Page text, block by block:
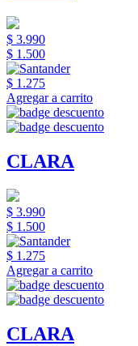
$ 3.990
$ 1.500
$ 1.275
Agregar a carrito
CLARA
$ 3.990
$ 1.500
$ 1.275
Agregar a carrito
CLARA